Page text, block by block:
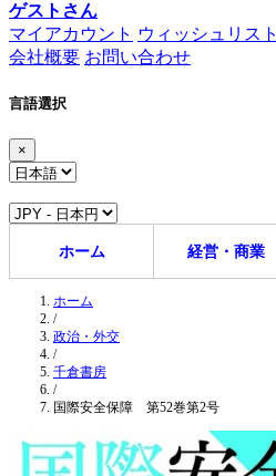
ゲストさん
マイアカウント ウィッシュリスト
会社概要 お問い合わせ
言語選択
×
ホーム 経営・商業
ホーム
/
政治・外交
/
千倉書房
/
国際安全保障 第52巻第2号